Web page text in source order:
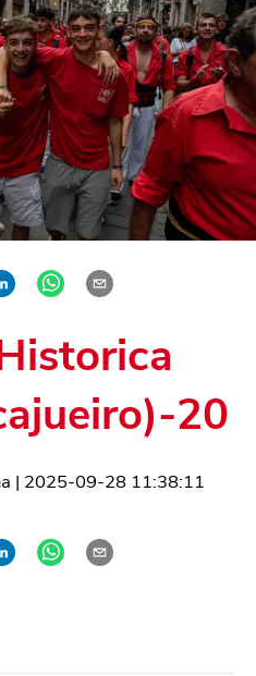
20
| 2025-09-28 11:38:11